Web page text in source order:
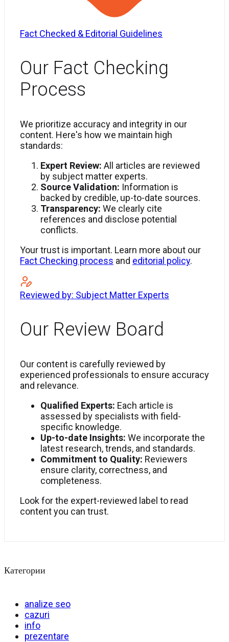
Fact Checked & Editorial Guidelines
Our Fact Checking
Process
We prioritize accuracy and integrity in our
content. Here's how we maintain high
standards:
Expert Review: All articles are reviewed
by subject matter experts.
Source Validation: Information is
backed by credible, up-to-date sources.
Transparency: We clearly cite
references and disclose potential
conflicts.
Your trust is important. Learn more about our
Fact Checking process and editorial policy.
Reviewed by: Subject Matter Experts
Our Review Board
Our content is carefully reviewed by
experienced professionals to ensure accuracy
and relevance.
Qualified Experts: Each article is
assessed by specialists with field-
specific knowledge.
Up-to-date Insights: We incorporate the
latest research, trends, and standards.
Commitment to Quality: Reviewers
ensure clarity, correctness, and
completeness.
Look for the expert-reviewed label to read
content you can trust.
Категории
analize seo
cazuri
info
prezentare